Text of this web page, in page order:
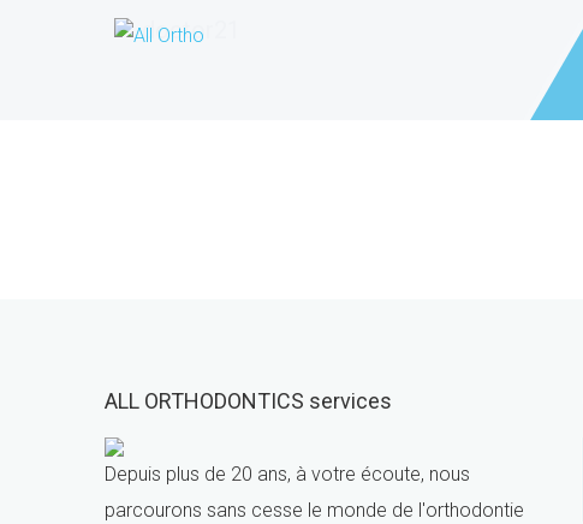
doctor21
ALL ORTHODONTICS services
Depuis plus de 20 ans, à votre écoute, nous
parcourons sans cesse le monde de l'orthodontie